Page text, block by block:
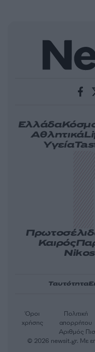
Ελλάδα
Αθλητικά
Υγεία
Καιρός
Ταυτότητα
Αριθμός
Όροι
χρήσης
Πολιτική
απορρήτου
© 2026 newsit.gr. Με